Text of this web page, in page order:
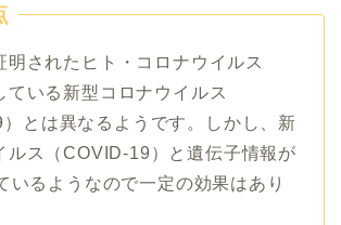
明されたヒト・コロナウイルス
ている新型コロナウイルス
）とは異なるようです。しかし、新
ルス（COVID-19）と遺伝子情報が
いるようなので一定の効果はあり